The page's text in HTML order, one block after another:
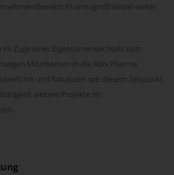
Pharmagroßhandel weiter
im Zuge eines Eigentümerwechsels zum
Mitarbeitern in die Abis Pharma
und fokussiert seit diesem Zeitpunkt
weitere Projekte im